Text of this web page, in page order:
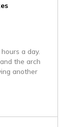
a day.
the arch
another